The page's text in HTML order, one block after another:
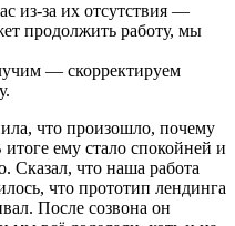
из-за их отсутствия —
продолжить работу, мы
— скорректируем
что произошло, почему
ему стало спокойней и
Сказал, что наша работа
что прототип лендинга
После созвона он